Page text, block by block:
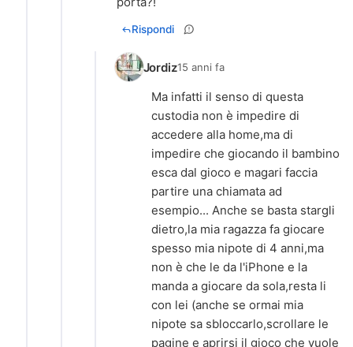
Rispondi
Jordiz15 anni fa
Ma infatti il senso di questa
custodia non è impedire di
accedere alla home,ma di
impedire che giocando il bambino
esca dal gioco e magari faccia
partire una chiamata ad
esempio... Anche se basta stargli
dietro,la mia ragazza fa giocare
spesso mia nipote di 4 anni,ma
non è che le da l'iPhone e la
manda a giocare da sola,resta li
con lei (anche se ormai mia
nipote sa sbloccarlo,scrollare le
pagine e aprirsi il gioco che vuole